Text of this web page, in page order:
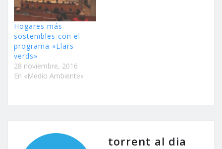
Hogares más
sostenibles con el
programa «Llars
verds»
28 noviembre, 2016
En «Medio Ambiente»
torrent al dia